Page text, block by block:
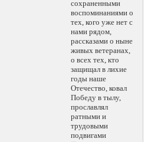
сохраненными
воспоминаниями о
тех, кого уже нет с
нами рядом,
рассказами о ныне
живых ветеранах,
о всех тех, кто
защищал в лихие
годы наше
Отечество, ковал
Победу в тылу,
прославлял
ратными и
трудовыми
подвигами